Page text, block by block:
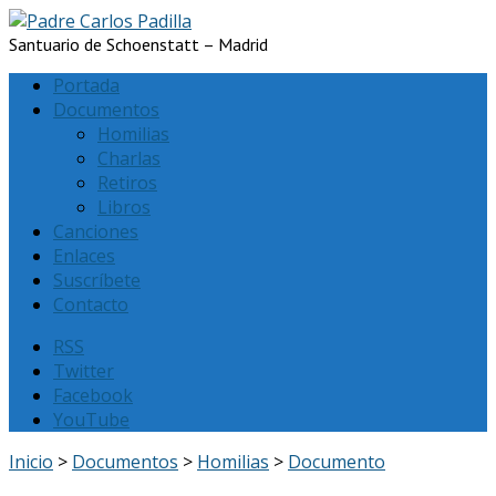
Santuario de Schoenstatt – Madrid
Portada
Documentos
Homilias
Charlas
Retiros
Libros
Canciones
Enlaces
Suscríbete
Contacto
RSS
Twitter
Facebook
YouTube
Inicio > Documentos > Homilias > Documento